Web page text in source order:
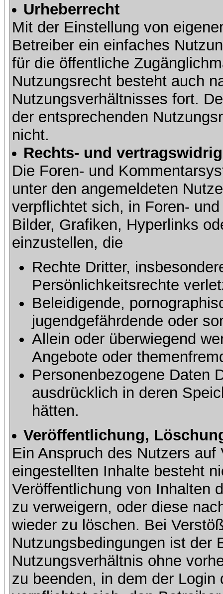
Urheberrecht
Mit der Einstellung von
Betreiber ein einfaches
für die öffentliche
Nutzungsrecht besteht auch
Nutzungsverhältnisses fort.
der entsprechenden
nicht.
Rechts- und
Die Foren- und
unter den angemeldeten
verpflichtet sich, in Foren-
Bilder, Grafiken, Hyperlinks
einzustellen, die
Rechte Dritter,
Persönlichkeitsrechte
Beleidigende,
jugendgefährdende oder
Allein oder überwiegend
Angebote oder
Personenbezogene Daten
ausdrücklich in deren
hätten.
Veröffentlichung,
Ein Anspruch des Nutzers
eingestellten Inhalte besteht
Veröffentlichung von Inhalten
zu verweigern, oder diese
wieder zu löschen. Bei
Nutzungsbedingungen ist der
Nutzungsverhältnis ohne
zu beenden, in dem der